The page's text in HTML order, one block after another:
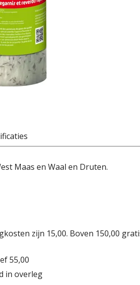
Maas en Waal en Druten.
zijn 15,00. Boven 150,00
55,00
in overleg